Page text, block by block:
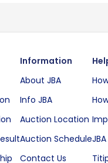
Information
About JBA
Info JBA
Auction Location
Auction Schedule
Contact Us